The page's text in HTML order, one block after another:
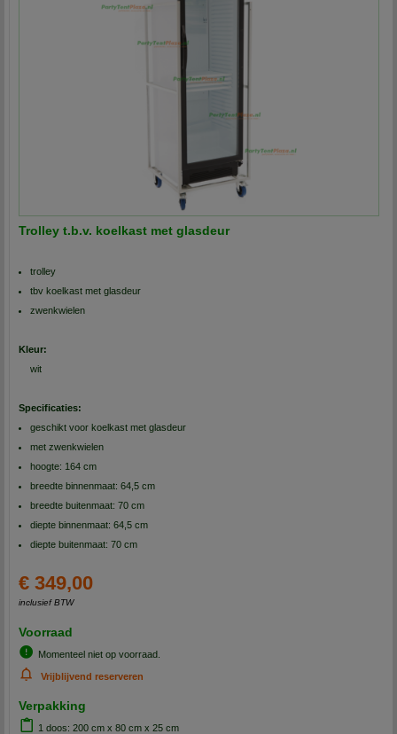
Trolley t.b.v. koelkast met glasdeur
trolley
tbv koelkast met glasdeur
zwenkwielen
Kleur:
wit
Specificaties:
geschikt voor koelkast met glasdeur
met zwenkwielen
hoogte: 164 cm
breedte binnenmaat: 64,5 cm
breedte buitenmaat: 70 cm
diepte binnenmaat: 64,5 cm
diepte buitenmaat: 70 cm
€ 349,00
inclusief BTW
Voorraad
Momenteel niet op voorraad.
Vrijblijvend reserveren
Verpakking
1 doos: 200 cm x 80 cm x 25 cm